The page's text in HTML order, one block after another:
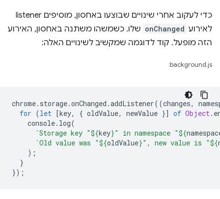
כדי לעקוב אחרי שינויים שבוצעו באחסון, מוסיפים listener
לאירוע onChanged שלו. כשמשהו משתנה באחסון, האירוע
הזה מופעל. קוד לדוגמה שמקשיב לשינויים האלה:
background.js:
chrome. storage.onChanged .addListener((changes,
for (let [key, { oldValue, newValue }] of Object.
console. log(
`Storage key "${key}" in namespace "${
`Old value was "${oldValue}", new value is "${
);
}
});